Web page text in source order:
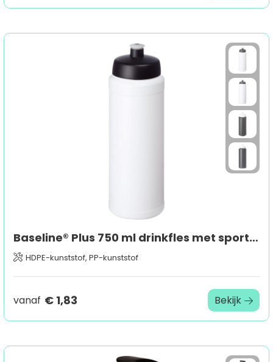
Baseline® Plus 750 ml drinkfles met sportdeksel
HDPE-kunststof, PP-kunststof
vanaf € 1,83 Bekijk